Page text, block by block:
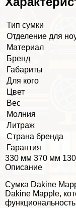
Тип сумки
Отделение для
Материал
Бренд
Габариты
Для кого
Цвет
Вес
Молния
Литраж
Страна бренда
Гарантия
330 мм 370 мм
Описание
Сумка Dakine
Dakine Mapple,